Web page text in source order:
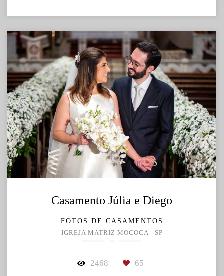
Casamento Júlia e Diego
FOTOS DE CASAMENTOS
IGREJA MATRIZ MOCOCA - SP
2468 65